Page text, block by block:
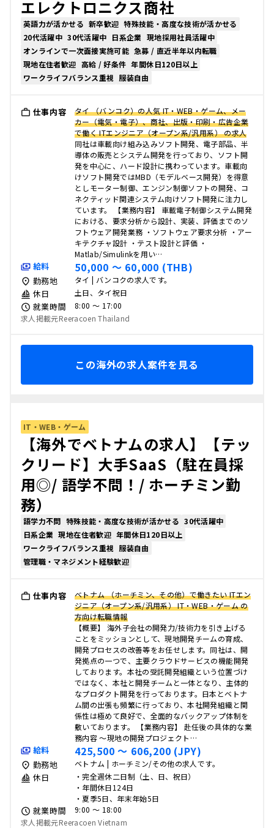
エレクトロニクス商社
英語力が活かせる 新卒歓迎 特殊技能・高度な技術が活かせる
20代活躍中 30代活躍中 日系企業 現地採用社員活躍中
オンラインで一次面接実施可能 急募 / 直近半年以内転職
現地在住者歓迎 高給 / 好条件 年間休日120日以上
ワークライフバランス重視 服装自由
仕事内容
タイ （バンコク）の人気 IT・WEB・ゲーム、メー
カー（電気・電子）、商社、出版・印刷・広告企業
で働く ITエンジニア（オープン系/汎用系） の求人
同社は車載向け組み込みソフト開発、電子部品、半
導体の販売とシステム開発を行っており、ソフト開
発を中心に、ハード設計に携わっています。車載向
けソフト開発ではMBD（モデルベース開発）を得意
としモーター制御、エンジン制御ソフトの開発、コ
ネクティッド関連システム向けソフト開発に注力し
ています。 【業務内容】 車載電子制御システム開発
における、要求分析から設計、実装、評価までのソ
フトウェア開発業務 ・ソフトウェア要求分析 ・アー
キテクチャ設計 ・テスト設計と評価 ・
Matlab/Simulinkを用い…
給料 50,000 〜 60,000 (THB)
勤務地 タイ | バンコクの求人です。
休日 土日、タイ祝日
就業時間
8:00 〜 17:00
求人掲載元Reeracoen Thailand
この海外の求人案件を見る
IT・WEB・ゲーム
【海外でベトナムの求人】【テッ
クリード】大手SaaS（駐在員採
用◎/ 語学不問！/ ホーチミン勤
務）
語学力不問 特殊技能・高度な技術が活かせる 30代活躍中
日系企業 現地在住者歓迎 年間休日120日以上
ワークライフバランス重視 服装自由
管理職・マネジメント経験歓迎
仕事内容
ベトナム （ホーチミン、その他）で働きたい ITエン
ジニア（オープン系/汎用系） IT・WEB・ゲーム の
方向け転職情報
【概要】 海外子会社の開発力/技術力を引き上げる
ことをミッションとして、現地開発チームの育成、
開発プロセスの改善等をお任せします。同社は、開
発拠点の一つで、主要クラウドサービスの機能開発
しております。本社の受託開発組織という位置づけ
ではなく、本社と開発チームと一体となり、主体的
なプロダクト開発を行っております。日本とベトナ
ム間の出張も頻繁に行っており、本社開発組織と関
係性は極めて良好で、全面的なバックアップ体制を
敷いております。 【業務内容】 赴任後の具体的な業
務内容 ～現地の開発プロジェクト…
給料 425,500 〜 606,200 (JPY)
勤務地 ベトナム | ホーチミン/その他の求人です。
休日
・完全週休二日制（土、日、祝日）
・年間休日124日
・夏季5日、年末年始5日
就業時間
9:00 〜 18:00
求人掲載元Reeracoen Vietnam